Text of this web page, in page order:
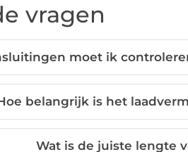
vragen
moet ik
belangrijk is het
Wat is de juiste lengte